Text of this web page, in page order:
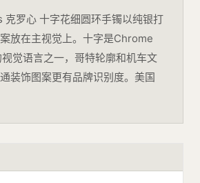
罗心 十字花细圆环手镯以纯银打
放在主视觉上。十字是Chrome
觉语言之一，哥特轮廓和机车文
装饰图案更有品牌识别度。美国